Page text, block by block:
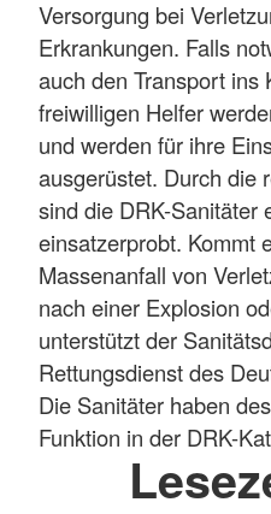
Versorgung bei
Erkrankungen. Falls
auch den Transport ins
freiwilligen Helfer
und werden für ihre
ausgerüstet. Durch die
sind die DRK-Sanitäter
einsatzerprobt. Kommt
Massenanfall von
nach einer Explosion
unterstützt der
Rettungsdienst des
Die Sanitäter haben
Funktion in der DRK-